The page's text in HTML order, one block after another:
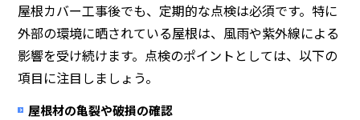
屋根カバー工事後でも、定期的な点検は必須です。特に
外部の環境に晒されている屋根は、風雨や紫外線による
影響を受け続けます。点検のポイントとしては、以下の
項目に注目しましょう。
屋根材の亀裂や破損の確認